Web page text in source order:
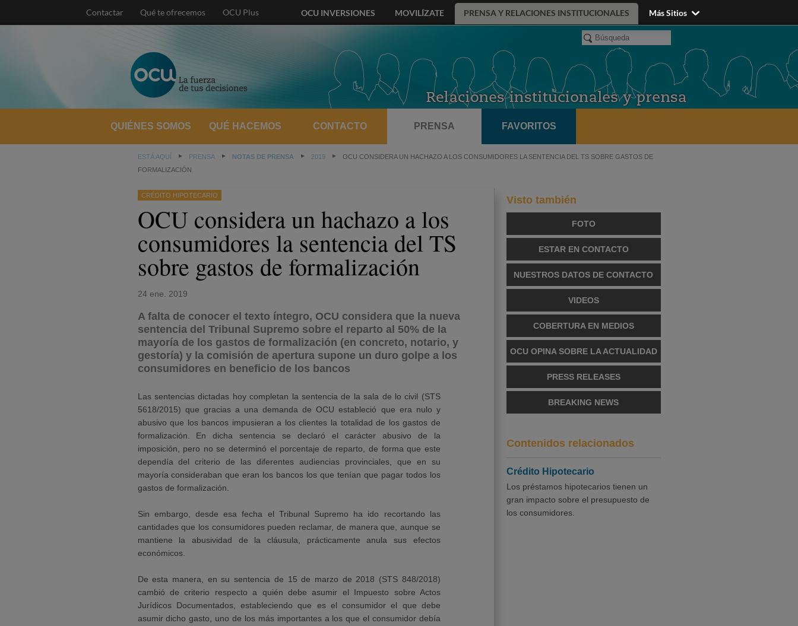
Contactar Qué te ofrecemos OCU Plus OCU INVERSIONES MOVILÍZATE PRENSA Y RELACIONES INSTITUCIONALES Más Sitios
QUIÉNES SOMOS QUÉ HACEMOS CONTACTO PRENSA FAVORITOS
ESTÁ AQUÍ PRENSA NOTAS DE PRENSA 2019
OCU CONSIDERA UN HACHAZO A LOS CONSUMIDORES LA SENTENCIA DEL TS SOBRE GASTOS DE
FORMALIZACIÓN
CRÉDITO HIPOTECARIO
OCU considera un hachazo a los
consumidores la sentencia del TS
sobre gastos de formalización
24 ene. 2019
A falta de conocer el texto íntegro, OCU considera que la nueva
sentencia del Tribunal Supremo sobre el reparto al 50% de la
mayoría de los gastos de formalización (en concreto, notario, y
gestoría) y la comisión de apertura supone un duro golpe a los
consumidores en beneficio de los bancos
Las sentencias dictadas hoy completan la sentencia de la sala de lo civil (STS
5618/2015) que gracias a una demanda de OCU estableció que era nulo y
abusivo que los bancos impusieran a los clientes la totalidad de los gastos de
formalización. En dicha sentencia se declaró el carácter abusivo de la
imposición, pero no se determinó el porcentaje de reparto, de forma que este
dependía del criterio de las diferentes audiencias provinciales, que en su
mayoría consideraban que eran los bancos los que tenían que pagar todos los
gastos de formalización.
Sin embargo, desde esa fecha el Tribunal Supremo ha ido recortando las
cantidades que los consumidores pueden reclamar, de manera que, aunque se
mantiene la abusividad de la cláusula, prácticamente anula sus efectos
económicos.
De esta manera, en su sentencia de 15 de marzo de 2018 (STS 848/2018)
cambió de criterio respecto a quién debe asumir el Impuesto sobre Actos
Jurídicos Documentados, estableciendo que es el consumidor el que debe
asumir dicho gasto, uno de los más importantes a los que el consumidor debía
Visto también
FOTO
ESTAR EN CONTACTO
NUESTROS DATOS DE CONTACTO
VIDEOS
COBERTURA EN MEDIOS
OCU OPINA SOBRE LA ACTUALIDAD
PRESS RELEASES
BREAKING NEWS
Contenidos relacionados
Crédito Hipotecario
Los préstamos hipotecarios tienen un
gran impacto sobre el presupuesto de
los consumidores.